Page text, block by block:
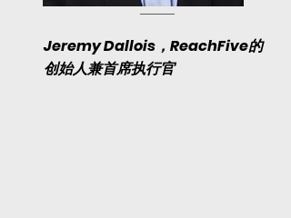
Jeremy Dallois，ReachFive的
创始人兼首席执行官